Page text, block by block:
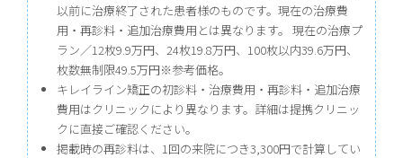
以前に治療終了された患者様のものです。現在の治療費
用・再診料・追加治療費用とは異なります。 現在の治療プ
ラン／12枚9.9万円、24枚19.8万円、100枚以内39.6万円、
枚数無制限49.5万円※参考価格。
キレイライン矯正の初診料・治療費用・再診料・追加治療
費用はクリニックにより異なります。詳細は提携クリニッ
クに直接ご確認ください。
掲載時の再診料は、1回の来院につき3,300円で計算してい